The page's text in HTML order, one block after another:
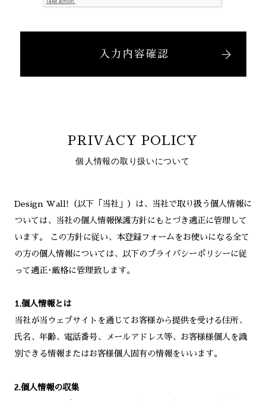
PRIVACY POLICY
個人情報の取り扱いについて
Design Wall!（以下「当社」）は、当社で取り扱う個人情報に
ついては、当社の個人情報保護方針にもとづき適正に管理して
います。 この方針に従い、本登録フォームをお使いになる全て
の方の個人情報については、以下のプライバシーポリシーに従
って適正･厳格に管理致します。
1.個人情報とは
当社が当ウェブサイトを通じてお客様から提供を受ける住所、
氏名、年齢、電話番号、メールアドレス等、お客様様個人を識
別できる情報またはお客様個人固有の情報をいいます。
2.個人情報の収集